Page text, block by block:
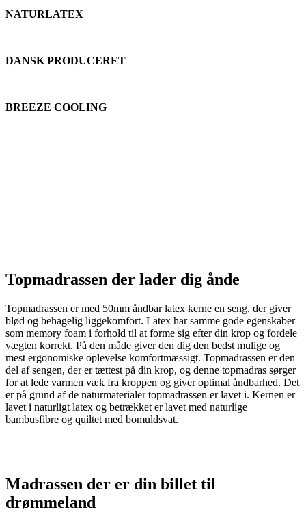
NATURLATEX
DANSK PRODUCERET
BREEZE COOLING
Topmadrassen der lader dig ånde
Topmadrassen er med 50mm åndbar latex kerne en seng, der giver
blød og behagelig liggekomfort. Latex har samme gode egenskaber
som memory foam i forhold til at forme sig efter din krop og fordele
vægten korrekt. På den måde giver den dig den bedst mulige og
mest ergonomiske oplevelse komfortmæssigt. Topmadrassen er den
del af sengen, der er tættest på din krop, og denne topmadras sørger
for at lede varmen væk fra kroppen og giver optimal åndbarhed. Det
er på grund af de naturmaterialer topmadrassen er lavet i. Kernen er
lavet i naturligt latex og betrækket er lavet med naturlige
bambusfibre og quiltet med bomuldsvat.
Madrassen der er din billet til
drømmeland